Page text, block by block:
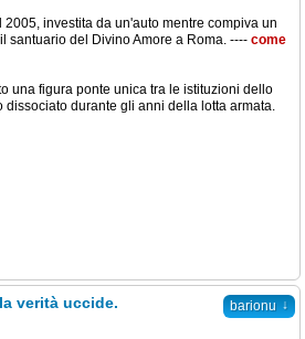
investita da un'auto mentre compiva un
santuario del Divino Amore a Roma. ---- come
una figura ponte unica tra le istituzioni dello
dissociato durante gli anni della lotta armata.
barionu ↓
verità uccide.